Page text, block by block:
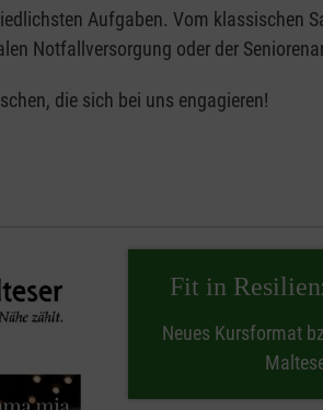
Aufgaben. Vom klassischen
Notfallversorgung oder der
die sich bei uns engagieren!
Fit in
Neues Kursformat